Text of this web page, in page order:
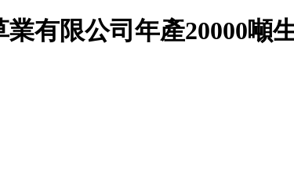
業有限公司年產20000噸